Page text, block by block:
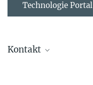
Technologie Portal
Kontakt